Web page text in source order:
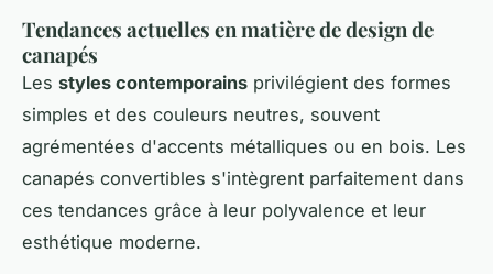
Tendances actuelles en matière de design de
canapés
Les styles contemporains privilégient des formes
simples et des couleurs neutres, souvent
agrémentées d'accents métalliques ou en bois. Les
canapés convertibles s'intègrent parfaitement dans
ces tendances grâce à leur polyvalence et leur
esthétique moderne.